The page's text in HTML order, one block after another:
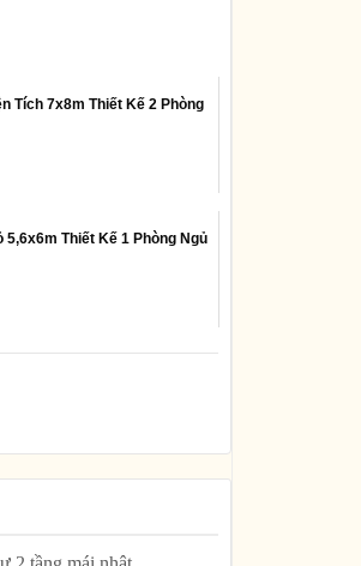
Tích 7x8m Thiết Kế 2 Phòng
5,6x6m Thiết Kế 1 Phòng Ngủ